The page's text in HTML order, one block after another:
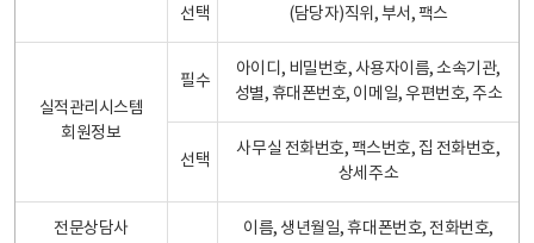
선택 (담당자)직위, 부서, 팩스
실적관리시스템
회원정보
필수
아이디, 비밀번호, 사용자이름, 소속기관,
성별, 휴대폰번호, 이메일, 우편번호, 주소
선택
사무실 전화번호, 팩스번호, 집 전화번호,
상세주소
전문상담사
이름, 생년월일, 휴대폰번호, 전화번호,